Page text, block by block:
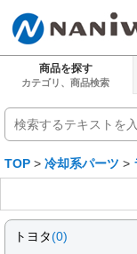
商品を探す
カテゴリ、商品検索
TOP > 冷却系パーツ >
トヨタ(0)